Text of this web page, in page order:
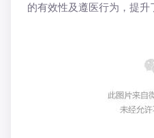
的有效性及遵医行为，提升